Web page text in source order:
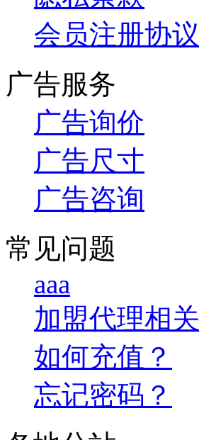
会员注册协议
广告服务
广告询价
广告尺寸
广告咨询
常见问题
aaa
加盟代理相关
如何充值？
忘记密码？